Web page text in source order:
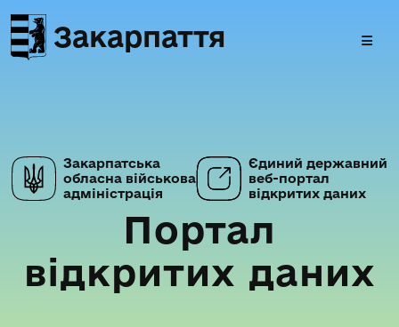
Закарпаття
Закарпатська
обласна військова
адміністрація
Єдиний державний
веб-портал
відкритих даних
Портал
відкритих даних